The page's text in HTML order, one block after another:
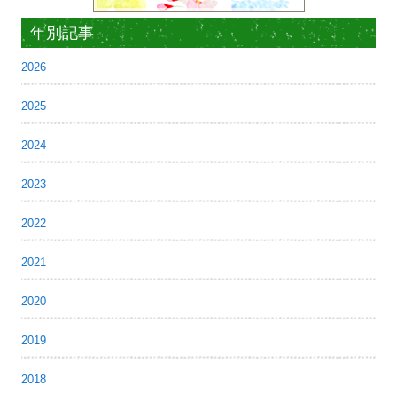
年別記事
2026
2025
2024
2023
2022
2021
2020
2019
2018